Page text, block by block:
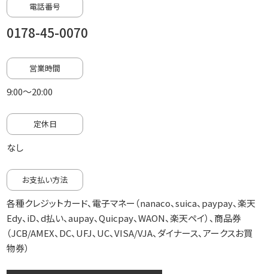
電話番号
0178-45-0070
営業時間
9:00～20:00
定休日
なし
お支払い方法
各種クレジットカード、電子マネー（nanaco、suica、paypay、楽天
Edy、iD、d払い、aupay、Quicpay、WAON、楽天ペイ）、商品券
（JCB/AMEX、DC、UFJ、UC、VISA/VJA、ダイナース、アークスお買
物券）